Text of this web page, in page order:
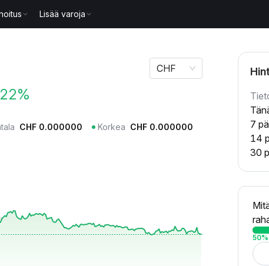
Lisää varoja
CHF
CHF 0.000000 Korkea CHF 0.000000
7
14
30
50%